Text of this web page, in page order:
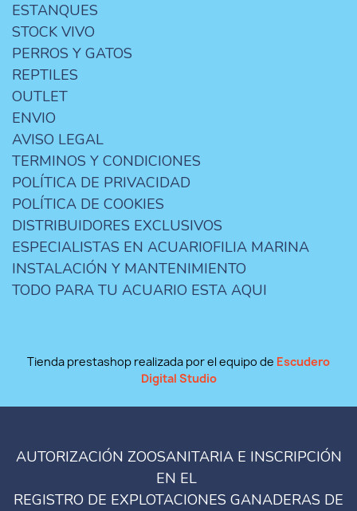
ESTANQUES
STOCK VIVO
PERROS Y GATOS
REPTILES
OUTLET
ENVIO
AVISO LEGAL
TERMINOS Y CONDICIONES
POLÍTICA DE PRIVACIDAD
POLÍTICA DE COOKIES
DISTRIBUIDORES EXCLUSIVOS
ESPECIALISTAS EN ACUARIOFILIA MARINA
INSTALACIÓN Y MANTENIMIENTO
TODO PARA TU ACUARIO ESTA AQUI
Tienda prestashop realizada por el equipo de Escudero
Digital Studio
AUTORIZACIÓN ZOOSANITARIA E INSCRIPCIÓN
EN EL
REGISTRO DE EXPLOTACIONES GANADERAS DE